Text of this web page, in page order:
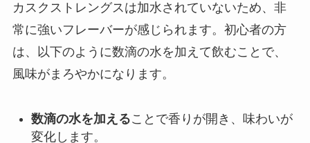
カスクストレングスは加水されていないため、非
常に強いフレーバーが感じられます。初心者の方
は、以下のように数滴の水を加えて飲むことで、
風味がまろやかになります。
数滴の水を加えることで香りが開き、味わいが
変化します。